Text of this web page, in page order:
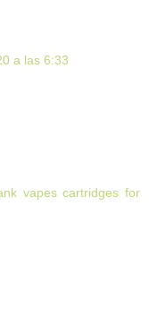
a las 6:33
vapes cartridges for